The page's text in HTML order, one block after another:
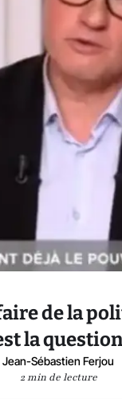
de la
la
Jean-Sébastien Ferjou
2 min de lecture